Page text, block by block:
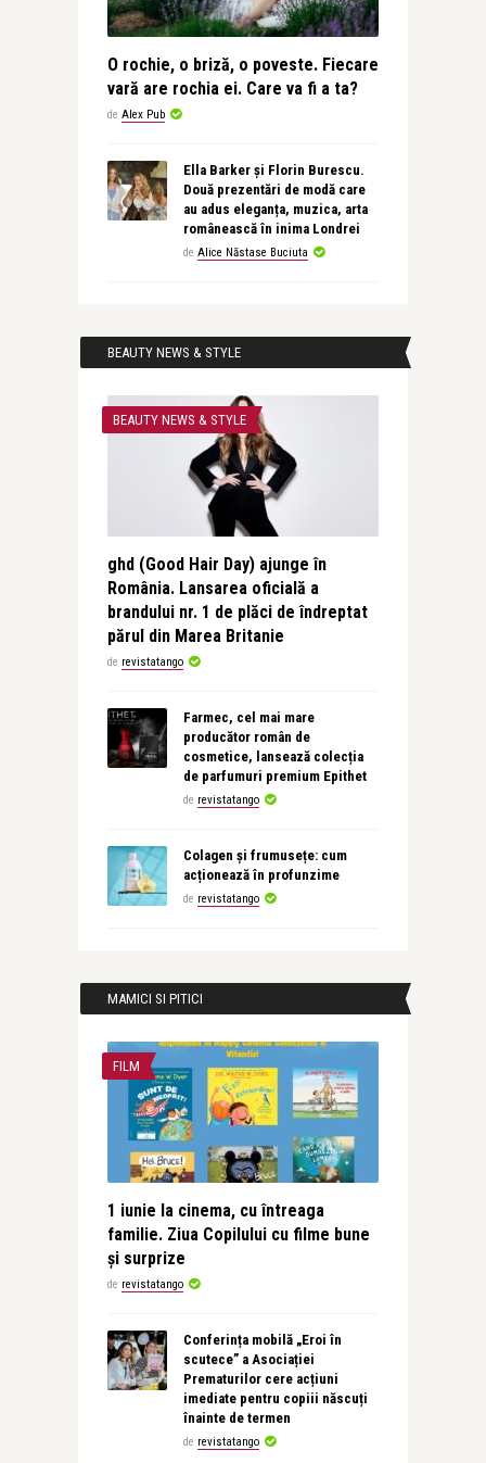
O rochie, o briză, o poveste. Fiecare
vară are rochia ei. Care va fi a ta?
de Alex Pub
Ella Barker și Florin Burescu.
Două prezentări de modă care
au adus eleganța, muzica, arta
românească în inima Londrei
de Alice Năstase Buciuta
BEAUTY NEWS & STYLE
BEAUTY NEWS & STYLE
ghd (Good Hair Day) ajunge în
România. Lansarea oficială a
brandului nr. 1 de plăci de îndreptat
părul din Marea Britanie
de revistatango
Farmec, cel mai mare
producător român de
cosmetice, lansează colecția
de parfumuri premium Epithet
de revistatango
Colagen și frumusețe: cum
acționează în profunzime
de revistatango
MAMICI SI PITICI
FILM
1 iunie la cinema, cu întreaga
familie. Ziua Copilului cu filme bune
și surprize
de revistatango
Conferința mobilă „Eroi în
scutece” a Asociației
Prematurilor cere acțiuni
imediate pentru copiii născuți
înainte de termen
de revistatango